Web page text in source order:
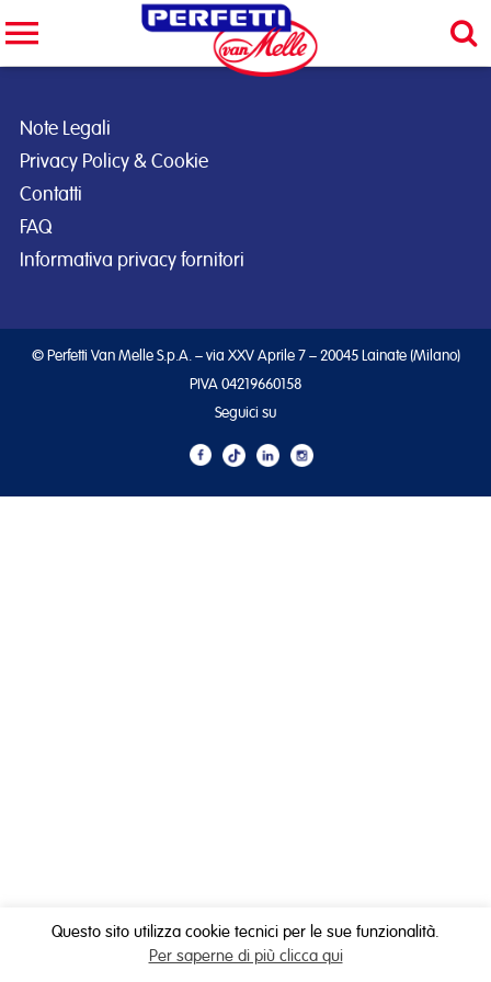
Note Legali
Privacy Policy & Cookie
Contatti
FAQ
Informativa privacy fornitori
© Perfetti Van Melle S.p.A. – via XXV Aprile 7 – 20045 Lainate (Milano)
PIVA 04219660158
Seguici su
Questo sito utilizza cookie tecnici per le sue funzionalità.
Per saperne di più clicca qui